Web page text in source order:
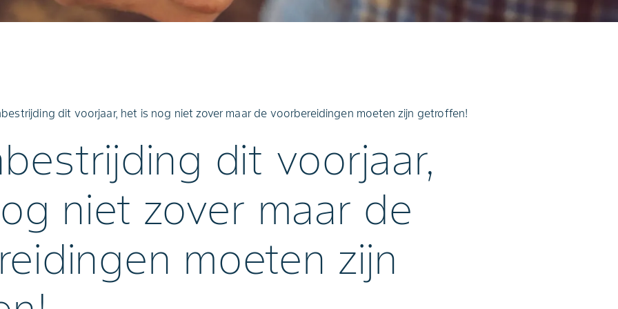
dit voorjaar, het is nog niet zover maar de voorbereidingen moeten zijn getroffen!
dit voorjaar,
niet zover maar de
moeten zijn